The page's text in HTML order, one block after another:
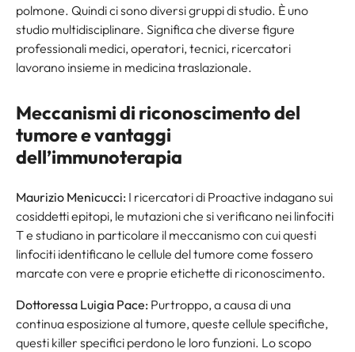
polmone. Quindi ci sono diversi gruppi di studio. È uno
studio multidisciplinare. Significa che diverse figure
professionali medici, operatori, tecnici, ricercatori
lavorano insieme in medicina traslazionale.
Meccanismi di riconoscimento del
tumore e vantaggi
dell’immunoterapia
Maurizio Menicucci: I ricercatori di Proactive indagano sui
cosiddetti epitopi, le mutazioni che si verificano nei linfociti
T e studiano in particolare il meccanismo con cui questi
linfociti identificano le cellule del tumore come fossero
marcate con vere e proprie etichette di riconoscimento.
Dottoressa Luigia Pace: Purtroppo, a causa di una
continua esposizione al tumore, queste cellule specifiche,
questi killer specifici perdono le loro funzioni. Lo scopo